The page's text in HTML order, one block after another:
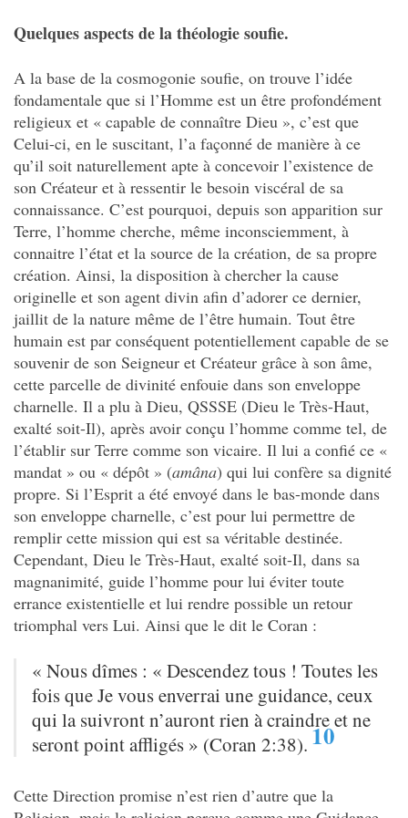
Quelques aspects de la théologie soufie.
A la base de la cosmogonie soufie, on trouve l’idée
fondamentale que si l’Homme est un être profondément
religieux et « capable de connaître Dieu », c’est que
Celui-ci, en le suscitant, l’a façonné de manière à ce
qu’il soit naturellement apte à concevoir l’existence de
son Créateur et à ressentir le besoin viscéral de sa
connaissance. C’est pourquoi, depuis son apparition sur
Terre, l’homme cherche, même inconsciemment, à
connaitre l’état et la source de la création, de sa propre
création. Ainsi, la disposition à chercher la cause
originelle et son agent divin afin d’adorer ce dernier,
jaillit de la nature même de l’être humain. Tout être
humain est par conséquent potentiellement capable de se
souvenir de son Seigneur et Créateur grâce à son âme,
cette parcelle de divinité enfouie dans son enveloppe
charnelle. Il a plu à Dieu, QSSSE (Dieu le Très-Haut,
exalté soit-Il), après avoir conçu l’homme comme tel, de
l’établir sur Terre comme son vicaire. Il lui a confié ce «
mandat » ou « dépôt » (amâna) qui lui confère sa dignité
propre. Si l’Esprit a été envoyé dans le bas-monde dans
son enveloppe charnelle, c’est pour lui permettre de
remplir cette mission qui est sa véritable destinée.
Cependant, Dieu le Très-Haut, exalté soit-Il, dans sa
magnanimité, guide l’homme pour lui éviter toute
errance existentielle et lui rendre possible un retour
triomphal vers Lui. Ainsi que le dit le Coran :
« Nous dîmes : « Descendez tous ! Toutes les
fois que Je vous enverrai une guidance, ceux
qui la suivront n’auront rien à craindre et ne
seront point affligés » (Coran 2:38).10
Cette Direction promise n’est rien d’autre que la